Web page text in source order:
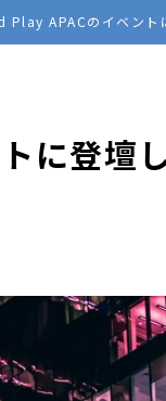
APACのイベント
登壇し